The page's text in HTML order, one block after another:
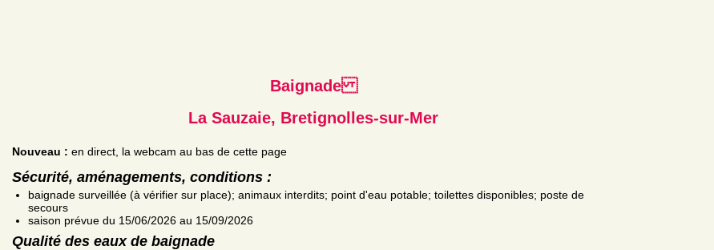
Baignade
La Sauzaie, Bretignolles-sur-Mer
Nouveau : en direct, la webcam au bas de cette page
Sécurité, aménagements, conditions :
baignade surveillée (à vérifier sur place); animaux interdits; point d'eau potable; toilettes disponibles; poste de
secours
saison prévue du 15/06/2026 au 15/09/2026
Qualité des eaux de baignade